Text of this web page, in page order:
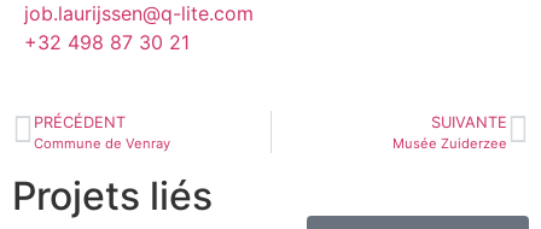
job.laurijssen@q-lite.com
+32 498 87 30 21
PRÉCÉDENT
Commune de Venray
SUIVANTE
Musée Zuiderzee
Projets liés